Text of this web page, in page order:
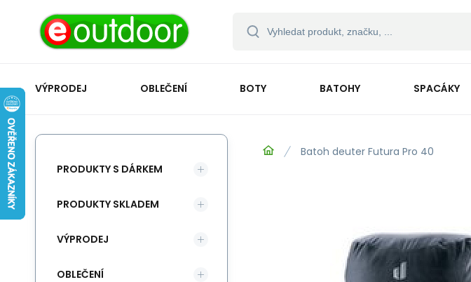
VÝPRODEJ OBLEČENÍ BOTY BATOHY SPACÁKY
Batoh deuter Futura Pro 40
PRODUKTY S DÁRKEM
PRODUKTY SKLADEM
VÝPRODEJ
OBLEČENÍ